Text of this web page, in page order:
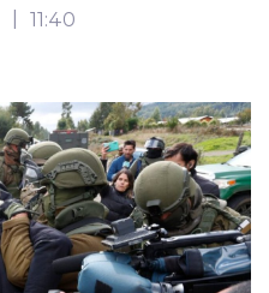
11:40